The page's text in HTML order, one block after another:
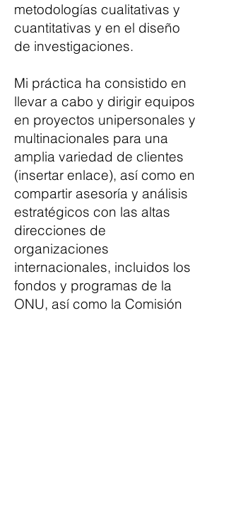
metodologías cualitativas y
cuantitativas y en el diseño
de investigaciones.
Mi práctica ha consistido en
llevar a cabo y dirigir equipos
en proyectos unipersonales y
multinacionales para una
amplia variedad de clientes
(insertar enlace), así como en
compartir asesoría y análisis
estratégicos con las altas
direcciones de
organizaciones
internacionales, incluidos los
fondos y programas de la
ONU, así como la Comisión